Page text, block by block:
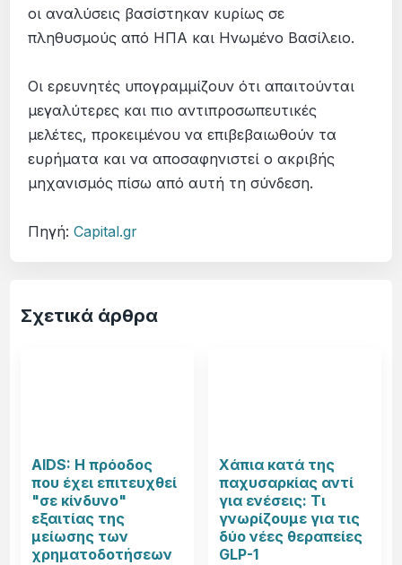
οι αναλύσεις βασίστηκαν κυρίως σε
πληθυσμούς από ΗΠΑ και Ηνωμένο Βασίλειο.
Οι ερευνητές υπογραμμίζουν ότι απαιτούνται
μεγαλύτερες και πιο αντιπροσωπευτικές
μελέτες, προκειμένου να επιβεβαιωθούν τα
ευρήματα και να αποσαφηνιστεί ο ακριβής
μηχανισμός πίσω από αυτή τη σύνδεση.
Πηγή:Capital.gr
Σχετικά άρθρα
AIDS: Η πρόοδος
που έχει επιτευχθεί
"σε κίνδυνο"
εξαιτίας της
μείωσης των
χρηματοδοτήσεων
Χάπια κατά της
παχυσαρκίας αντί
για ενέσεις: Τι
γνωρίζουμε για τις
δύο νέες θεραπείες
GLP-1